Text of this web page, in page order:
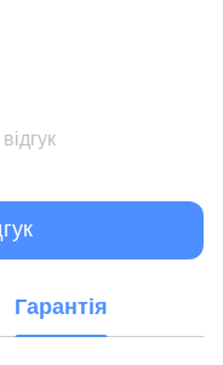
Гарантія